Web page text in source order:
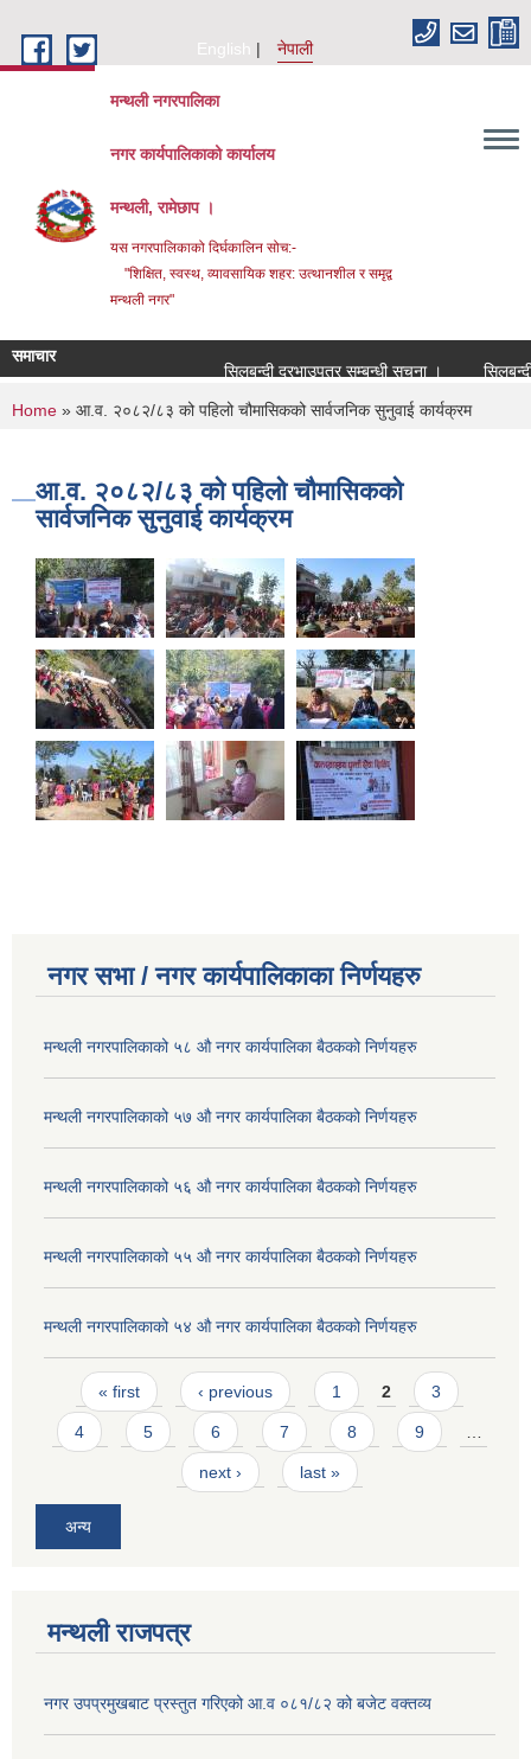
English
नेपाली
मन्थली नगरपालिका
नगर कार्यपालिकाको कार्यालय
मन्थली, रामेछाप ।
यस नगरपालिकाको दिर्घकालिन सोच:-
"शिक्षित, स्वस्थ, व्यावसायिक शहर: उत्थानशील र समृद्व
मन्थली नगर"
समाचार
सिलबन्दी दरभाउपत्र सम्बन्धी सूचना ।
सिलबन्दी
You are here
Home » आ.व. २०८२/८३ को पहिलो चौमासिकको सार्वजनिक सुनुवाई कार्यक्रम
आ.व. २०८२/८३ को पहिलो चौमासिकको
सार्वजनिक सुनुवाई कार्यक्रम
नगर सभा / नगर कार्यपालिकाका निर्णयहरु
मन्थली नगरपालिकाको ५८ औ नगर कार्यपालिका बैठकको निर्णयहरु
मन्थली नगरपालिकाको ५७ औ नगर कार्यपालिका बैठकको निर्णयहरु
मन्थली नगरपालिकाको ५६ औ नगर कार्यपालिका बैठकको निर्णयहरु
मन्थली नगरपालिकाको ५५ औ नगर कार्यपालिका बैठकको निर्णयहरु
मन्थली नगरपालिकाको ५४ औ नगर कार्यपालिका बैठकको निर्णयहरु
Pages
« first ‹ previous 1 2 3
4 5 6 7 8 9
next › last »
अन्य
मन्थली राजपत्र
नगर उपप्रमुखबाट प्रस्तुत गरिएको आ.व ०८१/८२ को बजेट वक्तव्य